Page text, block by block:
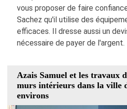
vous proposer de faire
Sachez qu'il utilise des
efficaces. Il dresse aussi un
nécessaire de payer de l'argent.
Azais Samuel et les travaux
murs intérieurs dans la ville
environs